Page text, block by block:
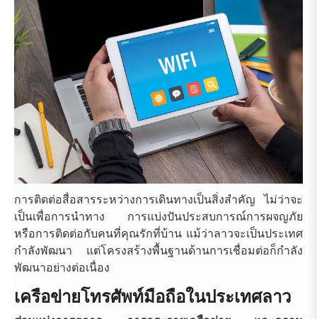
การติดต่อสื่อสารระหว่างการเดินทางเป็นสิ่งสำคัญ ไม่ว่าจะ
เป็นเพื่อการนำทาง การแบ่งปันประสบการณ์การผจญภัย
หรือการติดต่อกับคนที่คุณรักที่บ้าน แม้ว่าลาวจะเป็นประเทศ
กำลังพัฒนา แต่โครงสร้างพื้นฐานด้านการเชื่อมต่อก็กำลัง
พัฒนาอย่างต่อเนื่อง
เครือข่ายโทรศัพท์มือถือในประเทศลาว